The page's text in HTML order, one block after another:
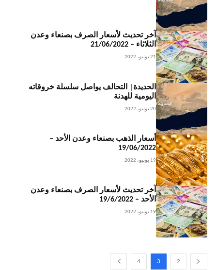
آخر تحديث لأسعار الصرف بصنعاء وعدن
الثلاثاء – 21/06/2022
21 يونيو، 2022
الحديدة| التحالف يواصل سلسلة خروقاته
اليومية للهدنة
20 يونيو، 2022
أسعار الذهب بصنعاء وعدن الأحد –
19/06/2022
19 يونيو، 2022
آخر تحديث لأسعار الصرف بصنعاء وعدن
الأحد – 19/6/2022
19 يونيو، 2022
2
3
4